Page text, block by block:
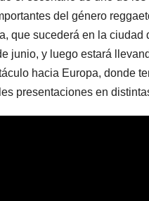
del género
que sucederá en la ciudad
junio, y luego estará
hacia Europa, donde
presentaciones en